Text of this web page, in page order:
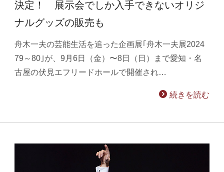
決定！ 展示会でしか入手できないオリジ
ナルグッズの販売も
舟木一夫の芸能生活を追った企画展｢舟木一夫展2024
79～80｣が、9月6日（金）〜8日（日）まで愛知・名
古屋の伏見エフリードホールで開催され…
続きを読む